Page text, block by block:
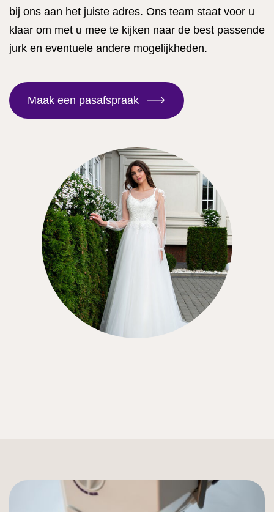
bij ons aan het juiste adres. Ons team staat voor u
klaar om met u mee te kijken naar de best passende
jurk en eventuele andere mogelijkheden.
Maak een pasafspraak